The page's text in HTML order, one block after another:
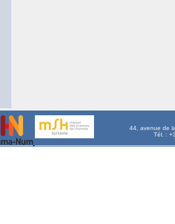
44, avenue de
Tél. :